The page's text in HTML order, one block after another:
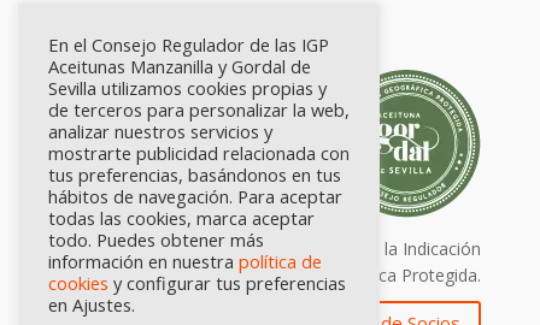
Calidad certificada por Origen. Sellos de la Indicación
Geográfica Protegida.
En el Consejo Regulador de las IGP
Aceitunas Manzanilla y Gordal de
Sevilla utilizamos cookies propias y
de terceros para personalizar la web,
analizar nuestros servicios y
mostrarte publicidad relacionada con
tus preferencias, basándonos en tus
hábitos de navegación. Para aceptar
todas las cookies, marca aceptar
todo. Puedes obtener más
información en nuestra política de
cookies y configurar tus preferencias
en Ajustes.